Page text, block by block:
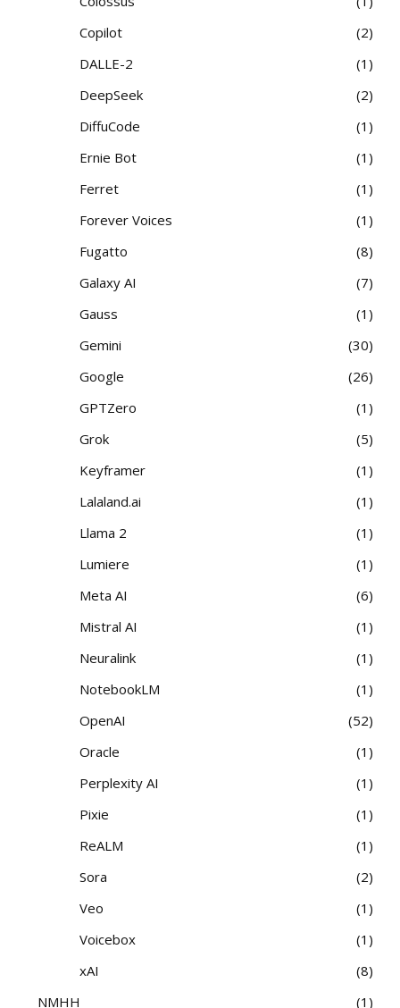
Copilot
2
DALLE-2
1
DeepSeek
2
DiffuCode
1
Ernie Bot
1
Ferret
1
Forever Voices
1
Fugatto
8
Galaxy AI
7
Gauss
1
Gemini
30
Google
26
GPTZero
1
Grok
5
Keyframer
1
Lalaland.ai
1
Llama 2
1
Lumiere
1
Meta AI
6
Mistral AI
1
Neuralink
1
NotebookLM
1
OpenAI
52
Oracle
1
Perplexity AI
1
Pixie
1
ReALM
1
Sora
2
Veo
1
Voicebox
1
xAI
8
NMHH
1